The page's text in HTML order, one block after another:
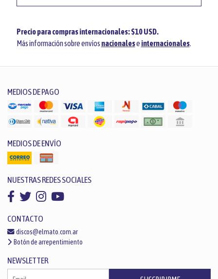
Precio para compras internacionales: $10 USD.
Más información sobre envíos nacionalese internacionales.
MEDIOS DE PAGO
MEDIOS DE ENVÍO
NUESTRAS REDES SOCIALES
CONTACTO
discos@elmato.com.ar
Botón de arrepentimiento
NEWSLETTER